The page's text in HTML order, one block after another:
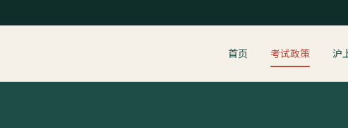
首页 考试政策 沪